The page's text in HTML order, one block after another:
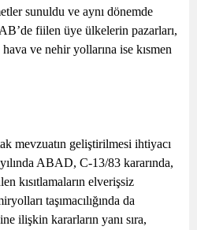
sunuldu ve aynı dönemde
fiilen üye ülkelerin pazarları,
hava ve nehir yollarına ise kısmen
mevzuatın geliştirilmesi ihtiyacı
ABAD, C-13/83 kararında,
kısıtlamaların elverişsiz
taşımacılığında da
ilişkin kararların yanı sıra,